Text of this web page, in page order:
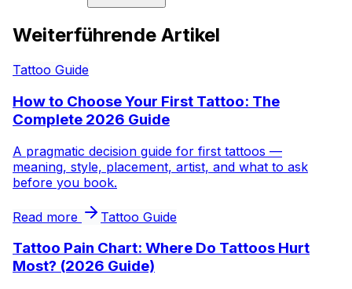
Weiterführende Artikel
Tattoo Guide
How to Choose Your First Tattoo: The
Complete 2026 Guide
A pragmatic decision guide for first tattoos —
meaning, style, placement, artist, and what to ask
before you book.
Read more Tattoo Guide
Tattoo Pain Chart: Where Do Tattoos Hurt
Most? (2026 Guide)